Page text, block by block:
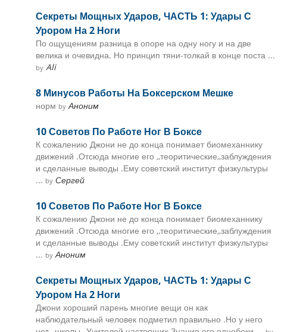
Секреты Мощных Ударов, ЧАСТЬ 1: Удары С
Урором На 2 Ноги
По ощущениям разница в опоре на одну ногу и на две
велика и очевидна. Но принцип тяни-толкай в конце поста ...
by Ali
8 Минусов Работы На Боксерском Мешке
норм by Аноним
10 Советов По Работе Ног В Боксе
К сожалению Джони не до конца понимает биомеханнику
движений .Отсюда многие его ,,теоритические,,заблуждения
и сделанные выводы .Ему советский институт физкультуры
... by Сергей
10 Советов По Работе Ног В Боксе
К сожалению Джони не до конца понимает биомеханнику
движений .Отсюда многие его ,,теоритические,,заблуждения
и сделанные выводы .Ему советский институт физкультуры
... by Аноним
Секреты Мощных Ударов, ЧАСТЬ 1: Удары С
Урором На 2 Ноги
Джони хороший парень многие вещи он как
наблюдательный человек подметил правильно .Но у него